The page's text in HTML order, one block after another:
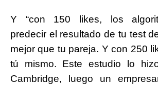
Y “con 150 likes, los
predecir el resultado de tu test
mejor que tu pareja. Y con 250
tú mismo. Este estudio lo
Cambridge, luego un